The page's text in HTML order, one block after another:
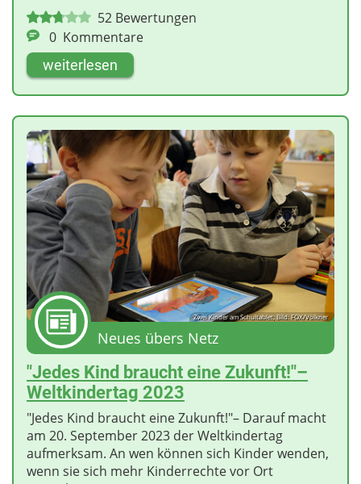
52 Bewertungen
0 Kommentare
weiterlesen
Zwei Kinder am Schultablet; Bild: FOX/Völkner
Neues übers Netz
"Jedes Kind braucht eine Zukunft!"–
Weltkindertag 2023
"Jedes Kind braucht eine Zukunft!"– Darauf macht
am 20. September 2023 der Weltkindertag
aufmerksam. An wen können sich Kinder wenden,
wenn sie sich mehr Kinderrechte vor Ort